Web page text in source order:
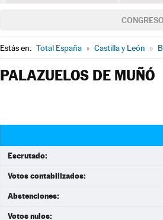
CONGRESO
Estás en: Total España » Castilla y León »
PALAZUELOS DE MUÑÓ
Escrutado:
Votos contabilizados:
Abstenciones:
Votos nulos: